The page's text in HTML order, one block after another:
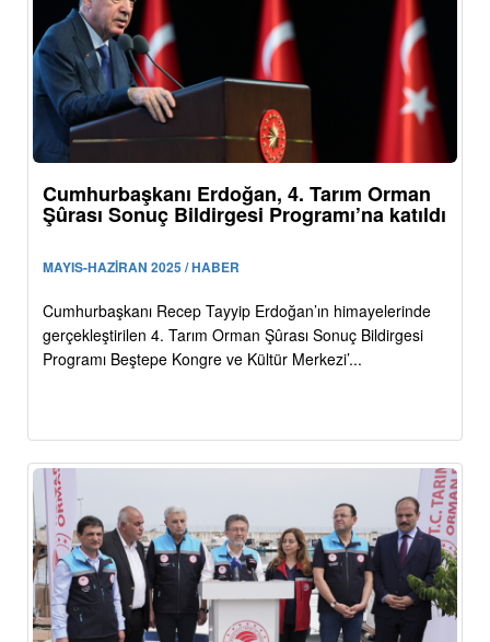
Cumhurbaşkanı Erdoğan, 4. Tarım Orman
Şûrası Sonuç Bildirgesi Programı’na katıldı
MAYIS-HAZİRAN 2025 / HABER
Cumhurbaşkanı Recep Tayyip Erdoğan’ın himayelerinde
gerçekleştirilen 4. Tarım Orman Şûrası Sonuç Bildirgesi
Programı Beştepe Kongre ve Kültür Merkezi’...